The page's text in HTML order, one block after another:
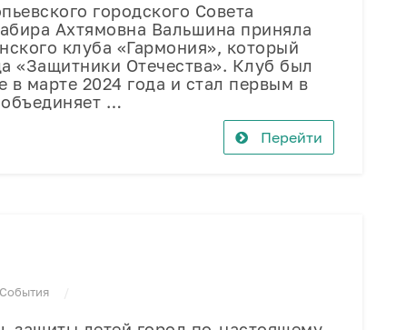
городского Совета
Ахтямовна Вальшина приняла
клуба «Гармония», который
«Защитники Отечества». Клуб был
в марте 2024 года и стал первым в
…
Перейти
События